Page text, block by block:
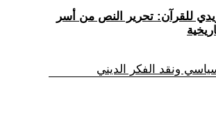
للقرآن: تحرير النص من أسر
ونقد الفكر الديني